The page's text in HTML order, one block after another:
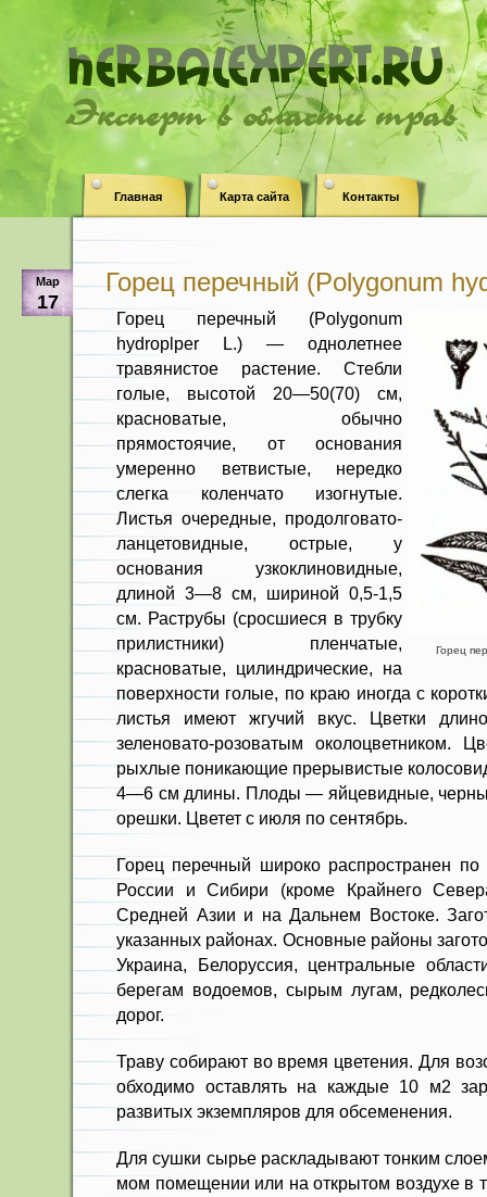
Эксперт в области трав
Главная Карта сайта Контакты
Мар
17
Горец перечный (Polygonum
Горец
Горец перечный (Polygonum
hydroplper L.) — однолетнее
травянистое растение. Стебли
голые, высотой 20—50(70) см,
красноватые, обычно
прямостоячие, от основания
умеренно ветвистые, нередко
слегка коленчато изогнутые.
Листья очередные, продолговато-
ланцетовид­ные, острые, у
основания узкоклино­видные,
длиной 3—8 см, шириной 0,5-1,5
см. Раструбы (сросшиеся в трубку
прилистники) пленчатые,
красноватые, цилиндрические, на
поверхности голые, по краю иногда с
листья имеют жгучий вкус. Цветки
зеленовато-розоватым околоцветником.
рыхлые по­никающие прерывистые
4—6 см длины. Плоды — яйцевидные,
орешки. Цветет с июля по сентябрь.
Горец перечный широко распрост­ранен по
России и Сибири (кроме Крайнего
Средней Азии и на Дальнем Востоке.
указанных районах. Основные районы
Украина, Белоруссия, центральные
берегам во­доемов, сырым лугам,
дорог.
Траву собирают во время цвете­ния. Для
обходимо оставлять на каждые 10 м2
развитых экземпляров для обсеменения.
Для сушки сырье раскладывают тонким
мом помещении или на открытом воз­духе в